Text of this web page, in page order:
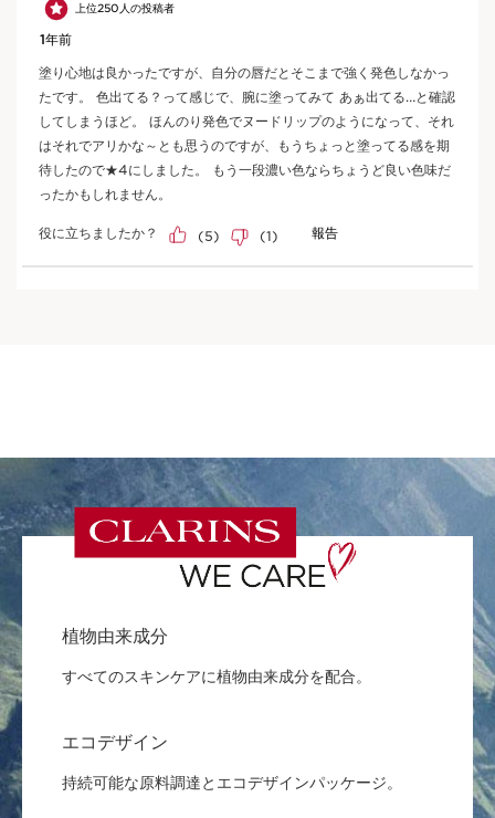
植物由来成分
すべてのスキンケアに植物由来成分を配合。
エコデザイン
持続可能な原料調達とエコデザインパッケージ。